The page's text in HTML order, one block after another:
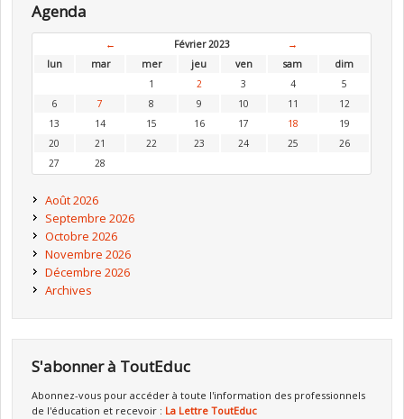
Agenda
← Février 2023
→
lun
mar mer jeu ven sam
dim
1
2 3 4
5
6
7 8 9 10 11
12
13
14 15 16 17 18
19
20
21 22 23 24 25
26
27
28
Août 2026
Septembre 2026
Octobre 2026
Novembre 2026
Décembre 2026
Archives
S'abonner à ToutEduc
Abonnez-vous pour accéder à toute l'information des professionnels
de l'éducation et recevoir : La Lettre ToutEduc